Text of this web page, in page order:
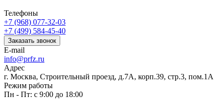
Телефоны
+7 (968) 077-32-03
+7 (499) 584-45-40
Заказать звонок
E-mail
info@prfz.ru
Адрес
г. Москва, Строительный проезд, д.7А, корп.39, стр.3, пом.1А
Режим работы
Пн - Пт: с 9:00 до 18:00